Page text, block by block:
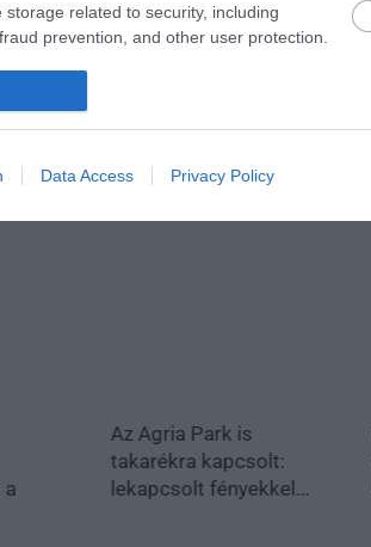
related to security, including
prevention, and other user protection.
Data Access Privacy Policy
a
Az Agria Park is
takarékra kapcsolt:
lekapcsolt fényekkel...